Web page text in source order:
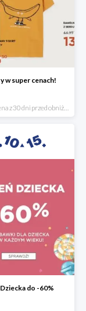
w super cenach!
*najniższa cena z 30 dni przed obniżką
do -60%